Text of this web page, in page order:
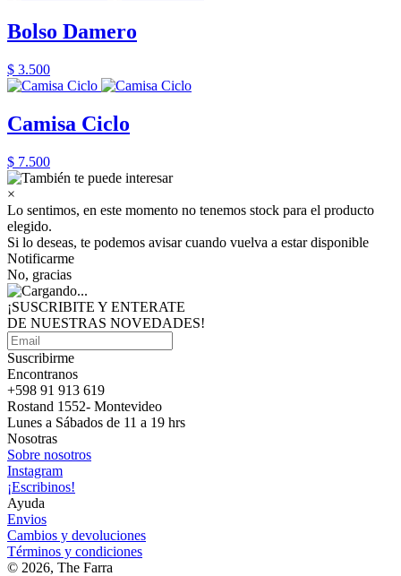
Bolso Damero
$ 3.500
Camisa Ciclo
$ 7.500
×
Lo sentimos, en este momento no tenemos stock para el producto
elegido.
Si lo deseas, te podemos avisar cuando vuelva a estar disponible
Notificarme
No, gracias
¡SUSCRIBITE Y ENTERATE
DE NUESTRAS NOVEDADES!
Suscribirme
Encontranos
+598 91 913 619
Rostand 1552- Montevideo
Lunes a Sábados de 11 a 19 hrs
Nosotras
Sobre nosotros
Instagram
¡Escribinos!
Ayuda
Envios
Cambios y devoluciones
Términos y condiciones
© 2026, The Farra